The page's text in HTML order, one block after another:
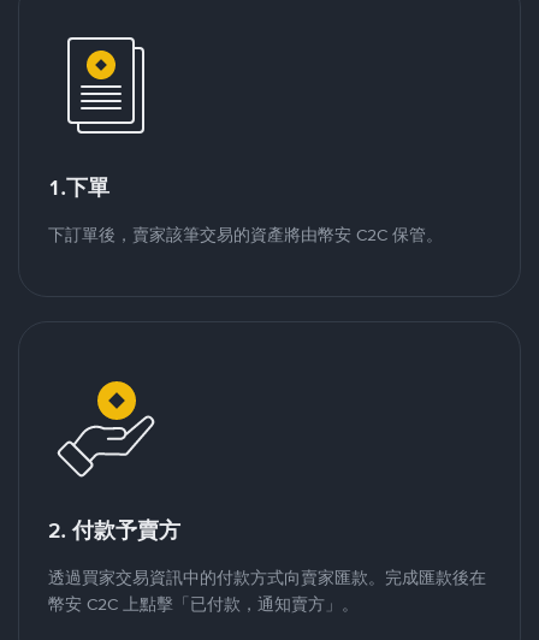
1.下單
下訂單後，賣家該筆交易的資產將由幣安 C2C 保管。
2. 付款予賣方
透過買家交易資訊中的付款方式向賣家匯款。完成匯款後在
幣安 C2C 上點擊「已付款，通知賣方」。